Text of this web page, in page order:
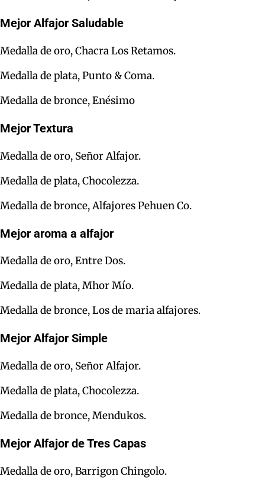
Mejor Alfajor Saludable
Medalla de oro, Chacra Los Retamos.
Medalla de plata, Punto & Coma.
Medalla de bronce, Enésimo
Mejor Textura
Medalla de oro, Señor Alfajor.
Medalla de plata, Chocolezza.
Medalla de bronce, Alfajores Pehuen Co.
Mejor aroma a alfajor
Medalla de oro, Entre Dos.
Medalla de plata, Mhor Mío.
Medalla de bronce, Los de maria alfajores.
Mejor Alfajor Simple
Medalla de oro, Señor Alfajor.
Medalla de plata, Chocolezza.
Medalla de bronce, Mendukos.
Mejor Alfajor de Tres Capas
Medalla de oro, Barrigon Chingolo.